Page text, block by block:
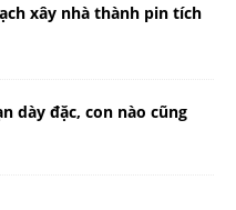
xây nhà thành pin tích
dày đặc, con nào cũng